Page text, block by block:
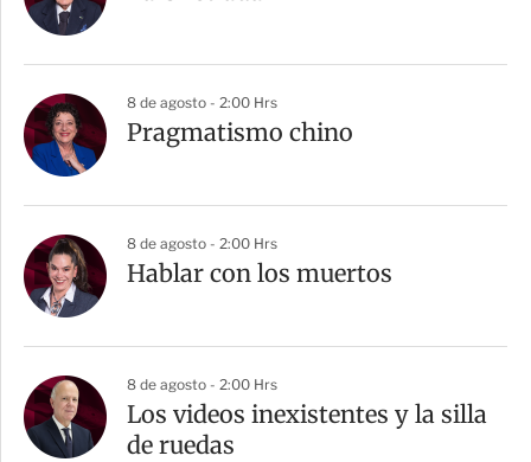
8 de agosto - 2:00 Hrs
Pragmatismo chino
8 de agosto - 2:00 Hrs
Hablar con los muertos
8 de agosto - 2:00 Hrs
Los videos inexistentes y la silla
de ruedas